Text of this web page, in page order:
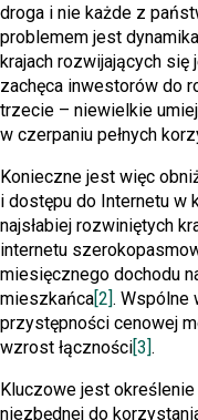
droga i nie każde z
problemem jest
krajach rozwijających
zachęca inwestorów do
trzecie – niewielkie
w czerpaniu pełnych
Konieczne jest więc
i dostępu do Internetu w
najsłabiej rozwiniętych
internetu
miesięcznego dochodu
mieszkańca[2]. Wspólne
przystępności cenowej
wzrost łączności[3].
Kluczowe jest
niezbędnej do